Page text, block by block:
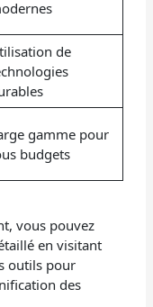
de
gamme pour
budgets
vous pouvez
en visitant
outils pour
des